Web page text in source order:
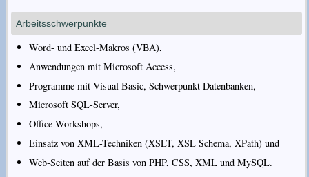
Arbeitsschwerpunkte
Word- und Excel-Makros (VBA),
Anwendungen mit Microsoft Access,
Programme mit Visual Basic, Schwerpunkt Datenbanken,
Microsoft SQL-Server,
Office-Workshops,
Einsatz von XML-Techniken (XSLT, XSL Schema, XPath) und
Web-Seiten auf der Basis von PHP, CSS, XML und MySQL.